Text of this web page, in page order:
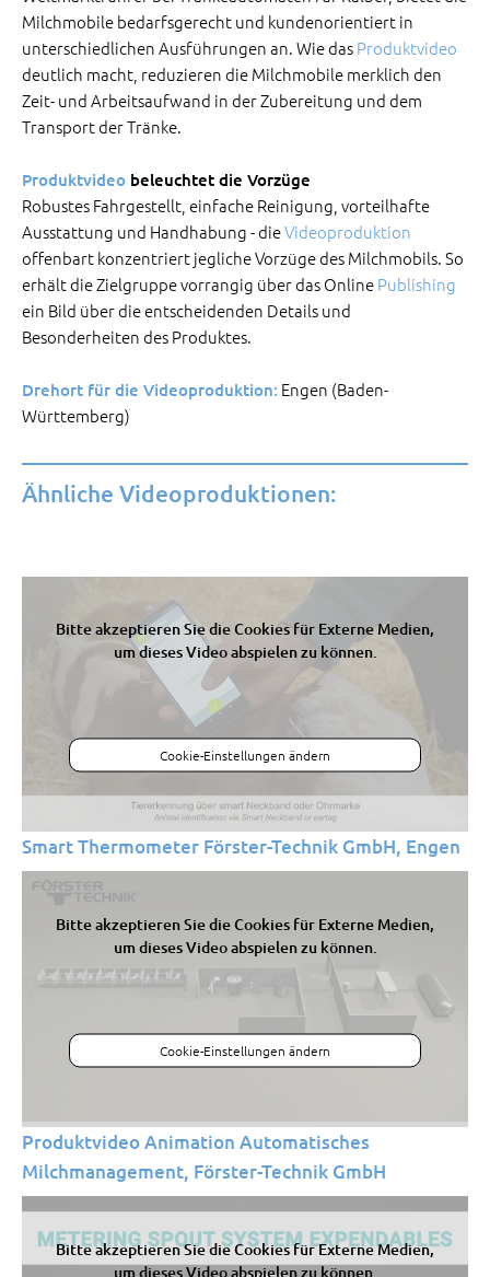
Milchmobile bedarfsgerecht und kundenorientiert in
unterschiedlichen Ausführungen an. Wie dasProduktvideo
deutlich macht, reduzieren die Milchmobile merklich den
Zeit- und Arbeitsaufwand in der Zubereitung und dem
Transport der Tränke.
Produktvideo beleuchtet die Vorzüge
Robustes Fahrgestellt, einfache Reinigung, vorteilhafte
Ausstattung und Handhabung - dieVideoproduktion
offenbart konzentriert jegliche Vorzüge des Milchmobils. So
erhält die Zielgruppe vorrangig über das OnlinePublishing
ein Bild über die entscheidenden Details und
Besonderheiten des Produktes.
Drehort für die Videoproduktion: Engen (Baden-
Württemberg)
Ähnliche Videoproduktionen:
Bitte akzeptieren Sie die Cookies für Externe Medien,
um dieses Video abspielen zu können.
Cookie-Einstellungen ändern
Smart Thermometer Förster-Technik GmbH, Engen
Bitte akzeptieren Sie die Cookies für Externe Medien,
um dieses Video abspielen zu können.
Cookie-Einstellungen ändern
Produktvideo Animation Automatisches
Milchmanagement, Förster-Technik GmbH
Bitte akzeptieren Sie die Cookies für Externe Medien,
um dieses Video abspielen zu können.